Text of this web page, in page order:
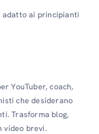
adatto ai principianti
YouTuber, coach,
che desiderano
Trasforma blog,
video brevi.